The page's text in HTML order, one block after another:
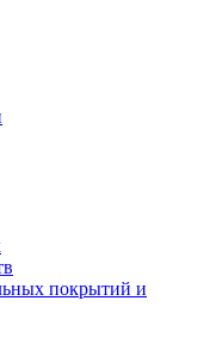
покрытий и